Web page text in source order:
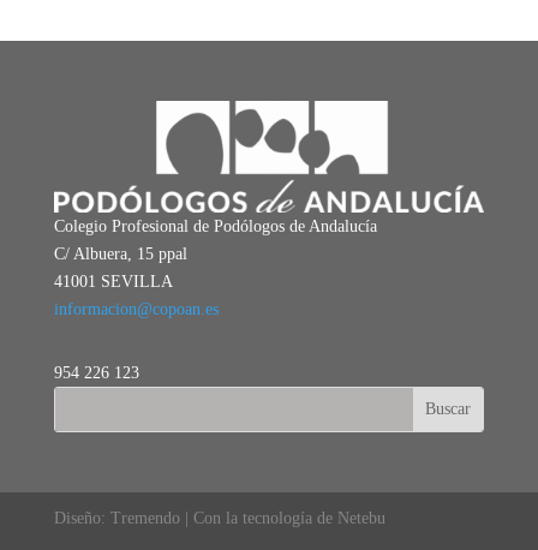
Colegio Profesional de Podólogos de Andalucía
C/ Albuera, 15 ppal
41001 SEVILLA
informacion@copoan.es
954 226 123
Diseño: Tremendo | Con la tecnología de Netebu